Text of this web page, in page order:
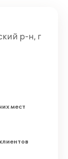
р-н, г
мест